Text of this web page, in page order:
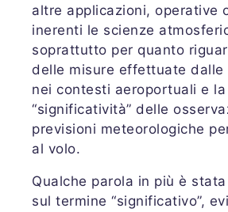
altre applicazioni, operative
inerenti le scienze
soprattutto per quanto
delle misure effettuate dalle
nei contesti aeroportuali e la
“significatività” delle
previsioni meteorologiche
al volo.
Qualche parola in più è
sul termine “significativo”,